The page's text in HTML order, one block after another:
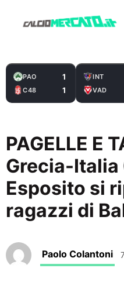
PAO 1
C48 1
INT
VAD
PAGELLE E
Grecia-Italia
Esposito si
ragazzi di
Paolo Colantoni